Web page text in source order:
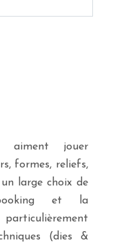
jouer
formes, reliefs,
large choix de
et la
particulièrement
(dies &